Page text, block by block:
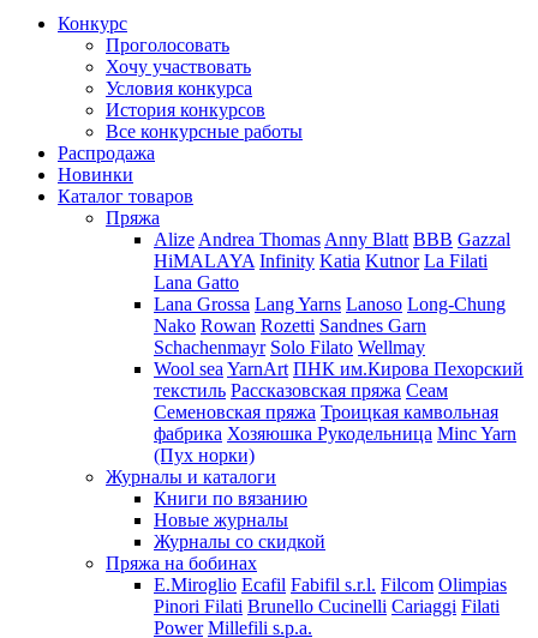
Конкурс
Проголосовать
Хочу участвовать
Условия конкурса
История конкурсов
Все конкурсные работы
Распродажа
Новинки
Каталог товаров
Пряжа
Alize Andrea Thomas Anny Blatt BBB Gazzal
HiMALAYA Infinity Katia Kutnor La Filati
Lana Gatto
Lana Grossa Lang Yarns Lanoso Long-Chung
Nako Rowan Rozetti Sandnes Garn
Schachenmayr Solo Filato Wellmay
Wool sea YarnArt ПНК им.Кирова Пехорский
текстиль Рассказовская пряжа Сеам
Семеновская пряжа Троицкая камвольная
фабрика Хозяюшка Рукодельница Minc Yarn
(Пух норки)
Журналы и каталоги
Книги по вязанию
Новые журналы
Журналы со скидкой
Пряжа на бобинах
E.Miroglio Ecafil Fabifil s.r.l. Filcom Olimpias
Pinori Filati Brunello Cucinelli Cariaggi Filati
Power Millefili s.p.a.